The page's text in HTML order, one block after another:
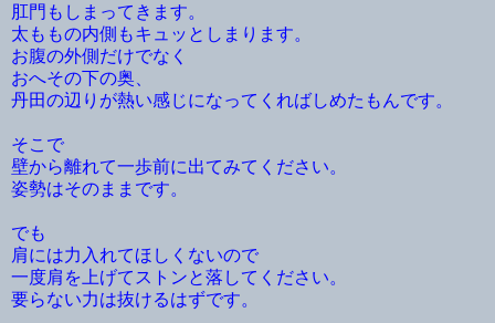
肛門もしまってきます。
太ももの内側もキュッとしまります。
お腹の外側だけでなく
おへその下の奥、
丹田の辺りが熱い感じになってくればしめたもんです。
そこで
壁から離れて一歩前に出てみてください。
姿勢はそのままです。
でも
肩には力入れてほしくないので
一度肩を上げてストンと落してください。
要らない力は抜けるはずです。